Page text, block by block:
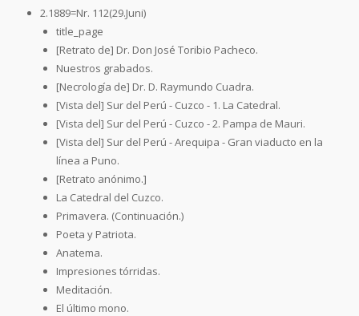
2.1889=Nr. 112(29.Juni)
title_page
[Retrato de] Dr. Don José Toribio Pacheco.
Nuestros grabados.
[Necrología de] Dr. D. Raymundo Cuadra.
[Vista del] Sur del Perú - Cuzco - 1. La Catedral.
[Vista del] Sur del Perú - Cuzco - 2. Pampa de Mauri.
[Vista del] Sur del Perú - Arequipa - Gran viaducto en la
línea a Puno.
[Retrato anónimo.]
La Catedral del Cuzco.
Primavera. (Continuación.)
Poeta y Patriota.
Anatema.
Impresiones tórridas.
Meditación.
El último mono.